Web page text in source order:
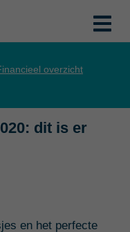
overzicht
dit is er
en het perfecte